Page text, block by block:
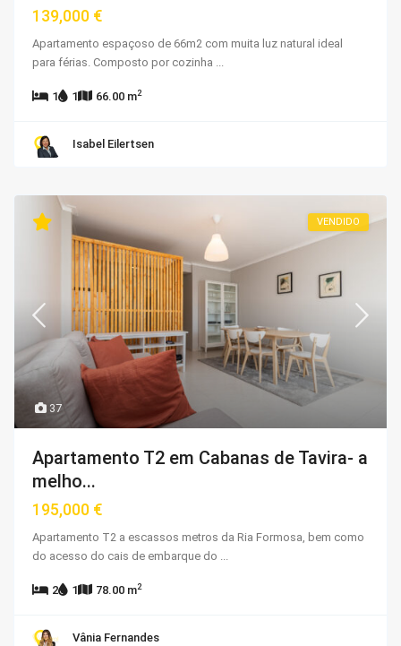
139,000 €
Apartamento espaçoso de 66m2 com muita luz natural ideal
para férias. Composto por cozinha ...
1 1 66.00 m2
Isabel Eilertsen
37
VENDIDO
Apartamento T2 em Cabanas de Tavira- a
melho...
195,000 €
Apartamento T2 a escassos metros da Ria Formosa, bem como
do acesso do cais de embarque do ...
2 1 78.00 m2
Vânia Fernandes